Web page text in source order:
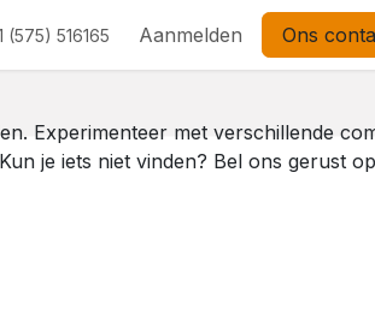
(575) 516165 Aanmelden Ons
Experimenteer met verschillende
je iets niet vinden? Bel ons gerust op